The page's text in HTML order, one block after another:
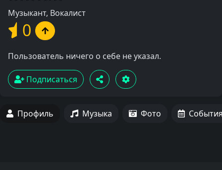
Музыкант, Вокалист
0
Пользователь ничего о себе не указал.
Подписаться
Профиль Музыка Фото